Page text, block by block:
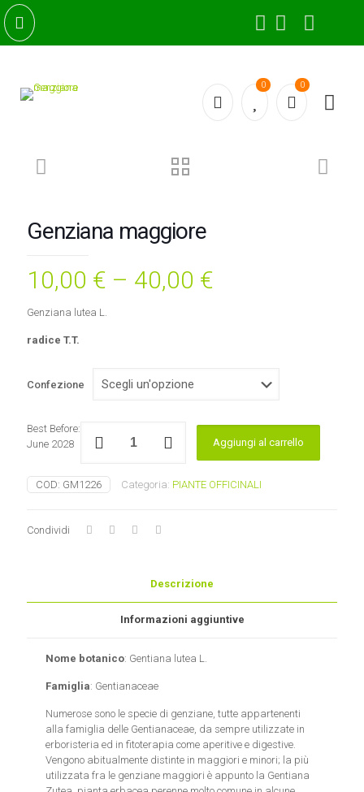
0 0
Genziana maggiore
10,00 € – 40,00 €
Genziana lutea L.
radice T.T.
Confezione
Best Before:
June 2028
Aggiungi al carrello
COD: GM1226 Categoria: PIANTE OFFICINALI
Condividi
Descrizione
Informazioni aggiuntive
Nome botanico: Gentiana lutea L.
Famiglia: Gentianaceae
Numerose sono le specie di genziane, tutte appartenenti
alla famiglia delle Gentianaceae, da sempre utilizzate in
erboristeria ed in fitoterapia come aperitive e digestive.
Vengono abitualmente distinte in maggiori e minori; la più
utilizzata fra le genziane maggiori è appunto la Gentiana